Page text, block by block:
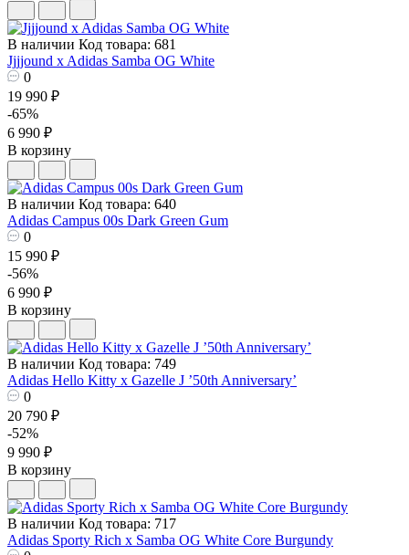
В наличии Код товара: 681
Jjjjound x Adidas Samba OG White
0
19 990 ₽
-65%
6 990 ₽
В корзину
В наличии Код товара: 640
Adidas Campus 00s Dark Green Gum
0
15 990 ₽
-56%
6 990 ₽
В корзину
В наличии Код товара: 749
Adidas Hello Kitty x Gazelle J ’50th Anniversary’
0
20 790 ₽
-52%
9 990 ₽
В корзину
В наличии Код товара: 717
Adidas Sporty Rich x Samba OG White Core Burgundy